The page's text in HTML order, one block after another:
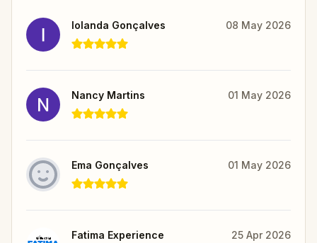
Iolanda Gonçalves 08 May 2026
Nancy Martins 01 May 2026
Ema Gonçalves 01 May 2026
Fatima Experience 25 Apr 2026